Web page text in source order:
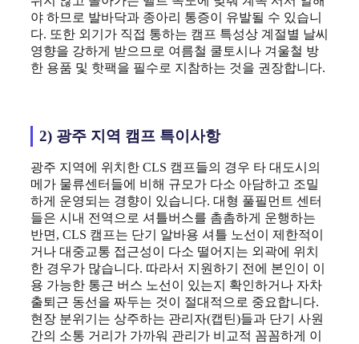
야 하므로 발바닥과 종아리 통증이 유발될 수 있습니
다. 또한 외기가 직접 통하는 캠프 특성상 계절별 날씨
영향을 강하게 받으므로 여름철 쿨토시나 겨울철 방
한 용품 및 핫팩을 필수로 지참하는 것을 권장합니다.
2) 광주 지역 캠프 특이사항
광주 지역에 위치한 CLS 캠프들의 경우 타 대도시의
메가 물류센터들에 비해 규모가 다소 아담하고 조밀
하게 운영되는 경향이 있습니다. 대형 풀필먼트 센터
들은 시내 전역으로 셔틀버스를 촘촘하게 운행하는
반면, CLS 캠프는 단기 알바용 셔틀 노선이 제한적이
거나 대중교통 접근성이 다소 떨어지는 외곽에 위치
한 경우가 많습니다. 따라서 지원하기 전에 본인이 이
용 가능한 통근 버스 노선이 있는지 확인하거나 자차
출퇴근 동선을 짜두는 것이 절대적으로 중요합니다.
현장 분위기는 상주하는 관리자(캡틴)들과 단기 사원
간의 소통 거리가 가까워 관리가 비교적 꼼꼼하게 이